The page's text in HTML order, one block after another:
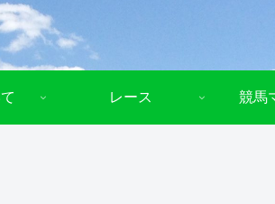
レース 競馬